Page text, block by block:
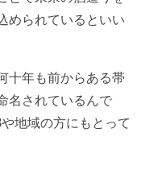
められているといい
十年も前からある帯
名されているんで
地域の方にもとって